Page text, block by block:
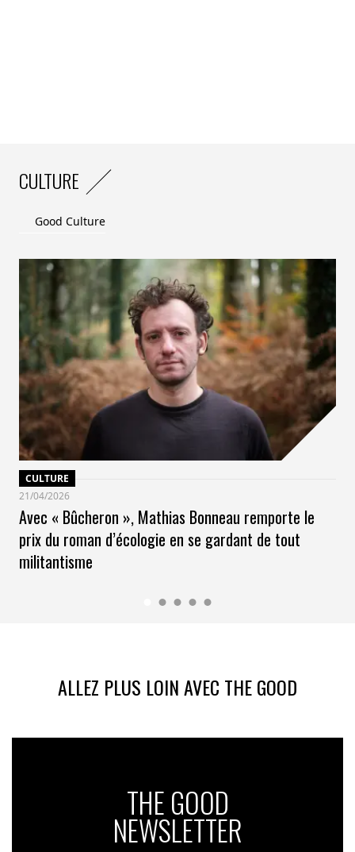
CULTURE
Good Culture
CULTURE
21/04/2026
Avec « Bûcheron », Mathias Bonneau remporte le
prix du roman d’écologie en se gardant de tout
militantisme
ALLEZ PLUS LOIN AVEC THE GOOD
THE GOOD
NEWSLETTER